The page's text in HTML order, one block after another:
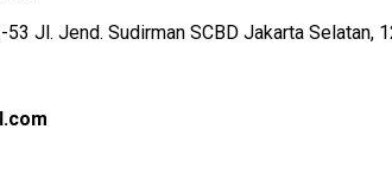
Jl. Jend. Sudirman SCBD Jakarta Selatan,